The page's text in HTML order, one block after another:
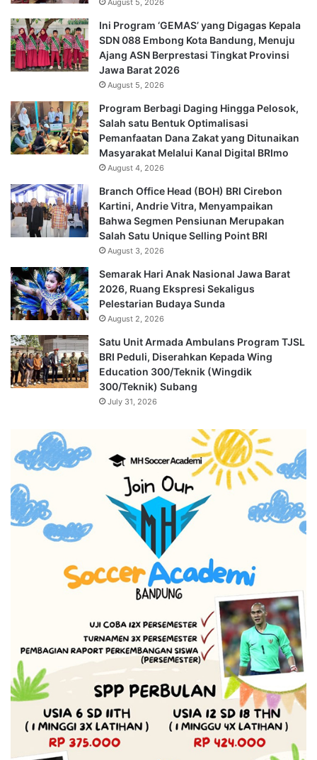
Ini Program ‘GEMAS’ yang Digagas Kepala
SDN 088 Embong Kota Bandung, Menuju
Ajang ASN Berprestasi Tingkat Provinsi
Jawa Barat 2026
August 5, 2026
Program Berbagi Daging Hingga Pelosok,
Salah satu Bentuk Optimalisasi
Pemanfaatan Dana Zakat yang Ditunaikan
Masyarakat Melalui Kanal Digital BRImo
August 4, 2026
Branch Office Head (BOH) BRI Cirebon
Kartini, Andrie Vitra, Menyampaikan
Bahwa Segmen Pensiunan Merupakan
Salah Satu Unique Selling Point BRI
August 3, 2026
Semarak Hari Anak Nasional Jawa Barat
2026, Ruang Ekspresi Sekaligus
Pelestarian Budaya Sunda
August 2, 2026
Satu Unit Armada Ambulans Program TJSL
BRI Peduli, Diserahkan Kepada Wing
Education 300/Teknik (Wingdik
300/Teknik) Subang
July 31, 2026